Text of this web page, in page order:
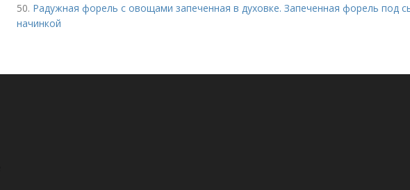
50. Радужная форель с овощами запеченная в духовке. Запеченная форель под
начинкой